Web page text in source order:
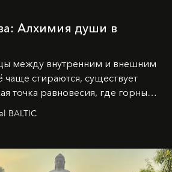
Алхимия души в
между внутренним и внешним
чаще стираются, существует
точка равновесия, где горные
души. Здесь, на стыке
чей путь от поиска
в искусство превращения
BALTIC